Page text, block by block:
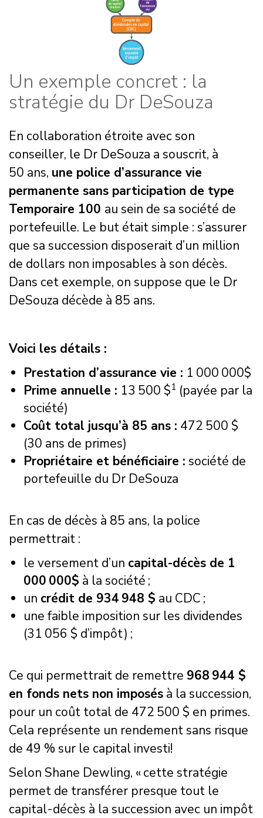
Un exemple concret : la
stratégie du Dr DeSouza
En collaboration étroite avec son
conseiller, le Dr DeSouza a souscrit, à
50 ans, une police d’assurance vie
permanente sans participation de type
Temporaire 100 au sein de sa société de
portefeuille. Le but était simple : s’assurer
que sa succession disposerait d’un million
de dollars non imposables à son décès.
Dans cet exemple, on suppose que le Dr
DeSouza décède à 85 ans.
Voici les détails :
Prestation d’assurance vie : 1 000 000$
Prime annuelle : 13 500 $1 (payée par la
société)
Coût total jusqu’à 85 ans : 472 500 $
(30 ans de primes)
Propriétaire et bénéficiaire : société de
portefeuille du Dr DeSouza
En cas de décès à 85 ans, la police
permettrait :
le versement d’un capital-décès de 1
000 000$ à la société ;
un crédit de 934 948 $ au CDC ;
une faible imposition sur les dividendes
(31 056 $ d’impôt) ;
Ce qui permettrait de remettre 968 944 $
en fonds nets non imposés à la succession,
pour un coût total de 472 500 $ en primes.
Cela représente un rendement sans risque
de 49 % sur le capital investi!
Selon Shane Dewling, « cette stratégie
permet de transférer presque tout le
capital-décès à la succession avec un impôt